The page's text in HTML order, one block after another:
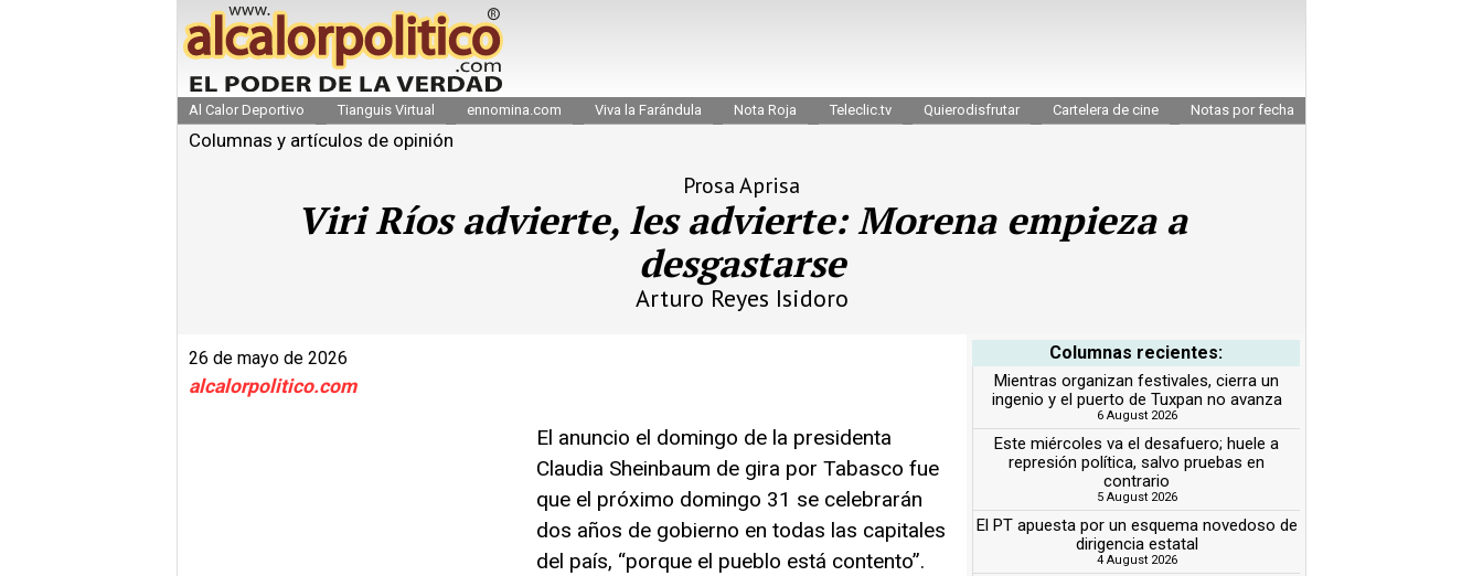
Al Calor Deportivo Tianguis Virtual ennomina.com Viva la Farándula Nota Roja Teleclic.tv Quierodisfrutar Cartelera de cine Notas por fecha
Columnas y artículos de opinión
Prosa Aprisa
Viri Ríos advierte, les advierte: Morena empieza a
desgastarse
Arturo Reyes Isidoro
26 de mayo de 2026
alcalorpolitico.com
El anuncio el domingo de la presidenta
Claudia Sheinbaum de gira por Tabasco fue
que el próximo domingo 31 se celebrarán
dos años de gobierno en todas las capitales
del país, “porque el pueblo está contento”.
Columnas recientes:
Mientras organizan festivales, cierra un
ingenio y el puerto de Tuxpan no avanza
6 August 2026
Este miércoles va el desafuero; huele a
represión política, salvo pruebas en
contrario
5 August 2026
El PT apuesta por un esquema novedoso de
dirigencia estatal
4 August 2026